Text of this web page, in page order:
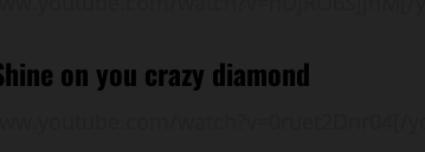
on you crazy diamond